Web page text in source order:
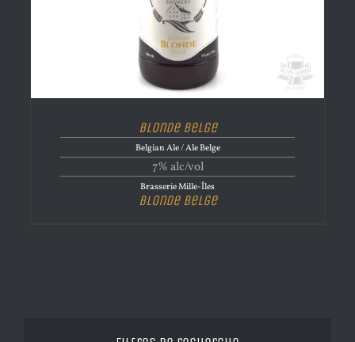
Blonde Belge
Belgian Ale / Ale Belge
7% alc/vol
Brasserie Mille-Îles
Blonde Belge